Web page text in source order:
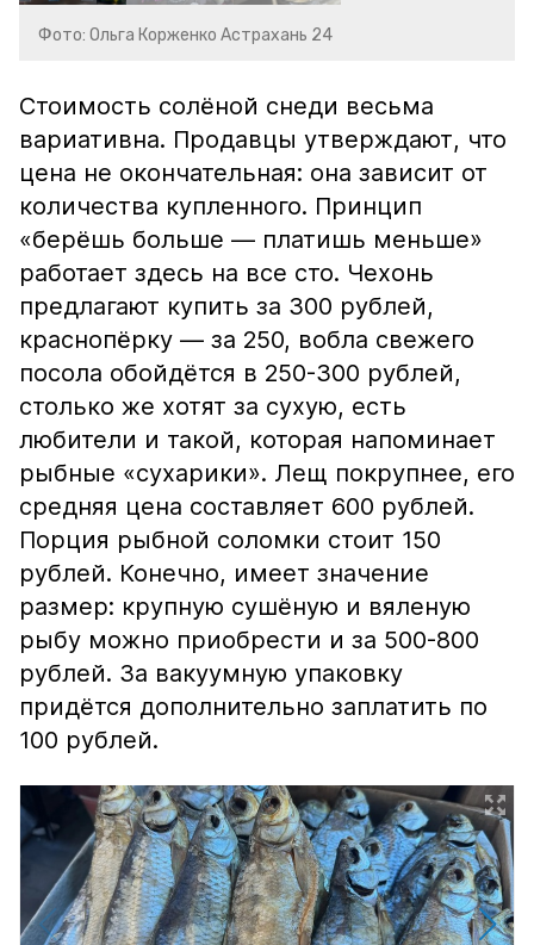
Фото: Ольга Корженко Астрахань 24
Стоимость солёной снеди весьма
вариативна. Продавцы утверждают, что
цена не окончательная: она зависит от
количества купленного. Принцип
«берёшь больше — платишь меньше»
работает здесь на все сто. Чехонь
предлагают купить за 300 рублей,
краснопёрку — за 250, вобла свежего
посола обойдётся в 250-300 рублей,
столько же хотят за сухую, есть
любители и такой, которая напоминает
рыбные «сухарики». Лещ покрупнее, его
средняя цена составляет 600 рублей.
Порция рыбной соломки стоит 150
рублей. Конечно, имеет значение
размер: крупную сушёную и вяленую
рыбу можно приобрести и за 500-800
рублей. За вакуумную упаковку
придётся дополнительно заплатить по
100 рублей.